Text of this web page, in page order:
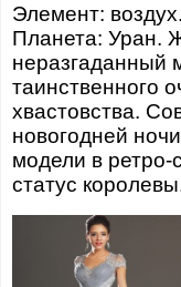
Элемент:
Планета: Уран.
неразгаданный
таинственного
хвастовства.
новогодней
модели в ретро-
статус